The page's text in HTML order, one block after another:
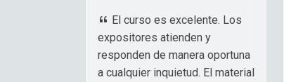
El curso es excelente. Los
expositores atienden y
responden de manera oportuna
a cualquier inquietud. El material